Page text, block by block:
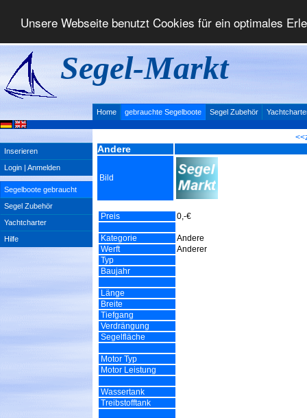
Unsere Webseite benutzt Cookies für ein optimales
Segel-Markt
Home gebrauchte Segelboote Segel Zubehör
Inserieren
Login | Anmelden
Segelboote gebraucht
Segel Zubehör
Yachtcharter
Hilfe
Andere
Bild
Preis 0,-€
Kategorie
Andere
Werft
Anderer
Typ
Baujahr
Länge
Breite
Tiefgang
Verdrängung
Segelfläche
Motor Typ
Motor Leistung
Wassertank
Treibstofftank